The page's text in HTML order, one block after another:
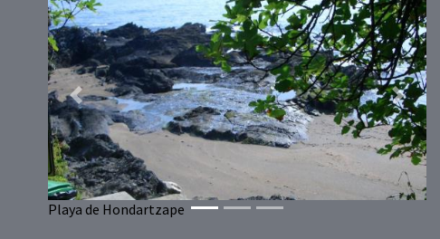
Playa de Hondartzape
Previous Next